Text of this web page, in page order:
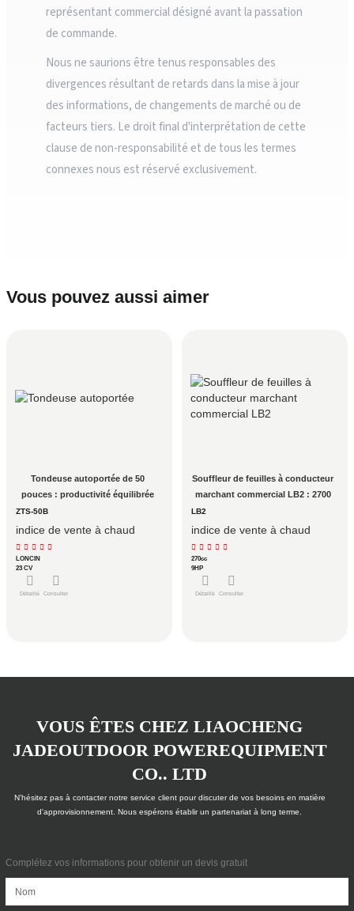
représentant commercial désigné avant la passation
de commande.
Nous ne saurions être tenus responsables des
divergences résultant de retards dans la mise à jour
des informations, de changements de marché ou de
facteurs tiers. Le droit final d'interprétation de cette
clause de non-responsabilité et de tous les termes
connexes nous est réservé exclusivement.
Vous pouvez aussi aimer
Tondeuse autoportée de 50
pouces : productivité équilibrée
pour les propriétés commerciales
de 3 à 10 acres
ZTS-50B
indice de vente à chaud
LONCIN
23 CV
Détaillé Consulter
Souffleur de feuilles à conducteur
marchant commercial LB2 : 2700
CFM de nettoyage des débris de
qualité professionnelle
LB2
indice de vente à chaud
270cc
9HP
Détaillé Consulter
VOUS ÊTES CHEZ LIAOCHENG
JADEOUTDOOR POWEREQUIPMENT
CO.. LTD
N'hésitez pas à contacter notre service client pour discuter de vos besoins en matière
d'approvisionnement. Nous espérons établir un partenariat à long terme.
Complétez vos informations pour obtenir un devis gratuit